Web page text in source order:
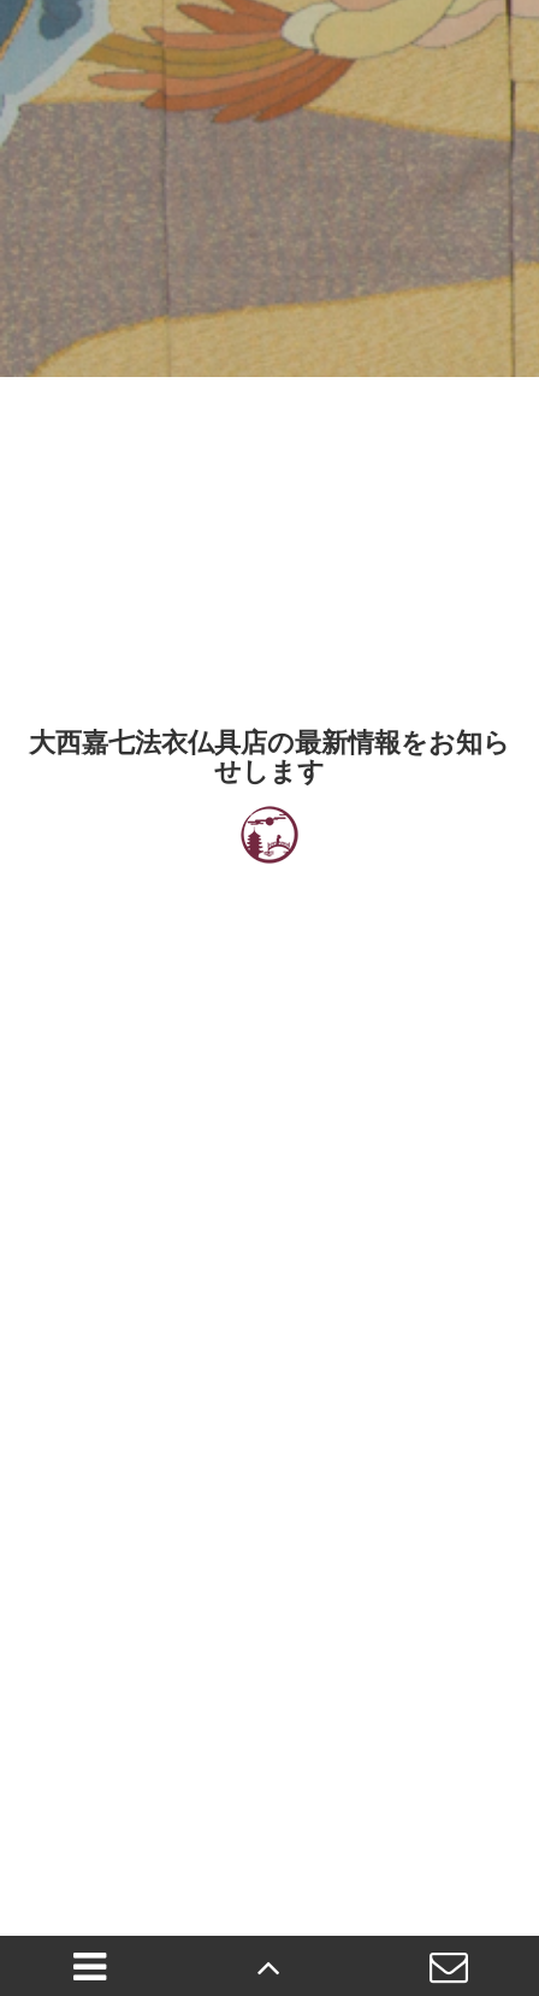
大西嘉七法衣仏具店の最新情報をお知ら
せします